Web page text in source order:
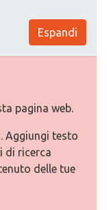
Espandi
pagina web.
Aggiungi testo
di ricerca
delle tue